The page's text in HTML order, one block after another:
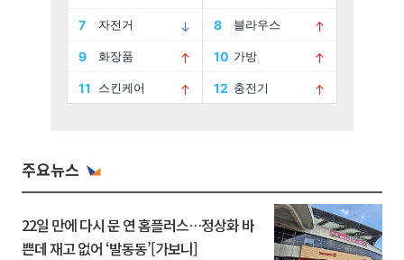
주요뉴스
22일 만에 다시 문 연 홈플러스…정상화 바
쁜데 재고 없어 ‘발동동’[가보니]